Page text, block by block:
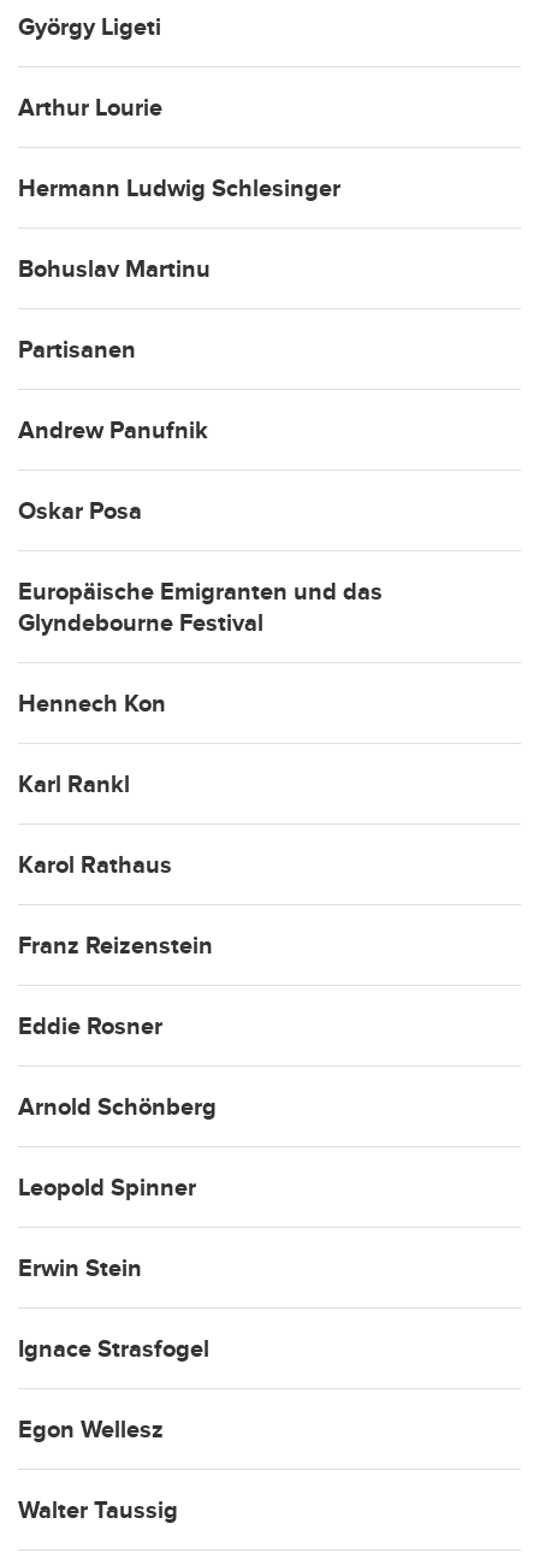
György Ligeti
Arthur Lourie
Hermann Ludwig Schlesinger
Bohuslav Martinu
Partisanen
Andrew Panufnik
Oskar Posa
Europäische Emigranten und das
Glyndebourne Festival
Hennech Kon
Karl Rankl
Karol Rathaus
Franz Reizenstein
Eddie Rosner
Arnold Schönberg
Leopold Spinner
Erwin Stein
Ignace Strasfogel
Egon Wellesz
Walter Taussig